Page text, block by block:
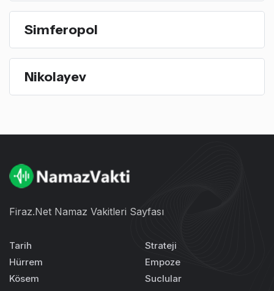
Simferopol
Nikolayev
Firaz.Net Namaz Vakitleri Sayfası
Tarih
Hürrem
Kösem
Strateji
Empoze
Suclular